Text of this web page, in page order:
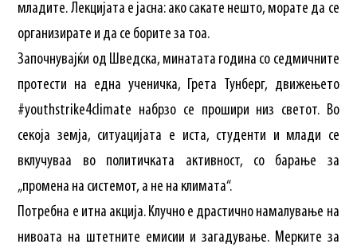
младите. Лекцијата е јасна: ако сакате нешто, морате да се
организирате и да се борите за тоа.
Започнувајќи од Шведска, минатата година со седмичните
протести на една ученичка, Грета Тунберг, движењето
#youthstrike4climate набрзо се прошири низ светот. Во
секоја земја, ситуацијата е иста, студенти и млади се
вклучуваа во политичката активност, со барање за
„промена на системот, а не на климата“.
Потребна е итна акција. Клучно е драстично намалување на
нивоата на штетните емисии и загадување. Мерките за